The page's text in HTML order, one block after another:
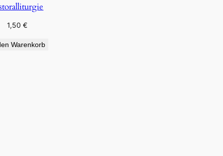
1,50 €
Warenkorb